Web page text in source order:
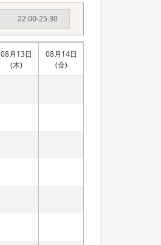
22:00-25:30
08月13日
(木)
08月14日
(金)